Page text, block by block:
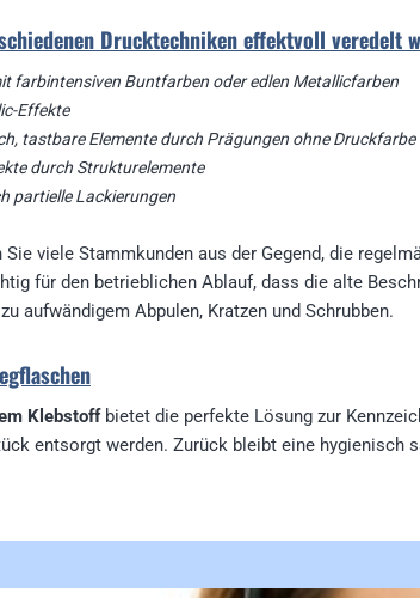
Drucktechniken effektvoll veredelt
farbintensiven Buntfarben oder edlen Metallicfarben
Effekte
tastbare Elemente durch Prägungen ohne Druckfarbe
durch Strukturelemente
partielle Lackierungen
viele Stammkunden aus der Gegend, die
für den betrieblichen Ablauf, dass die alte
aufwändigem Abpulen, Kratzen und Schrubben.
Klebstoff bietet die perfekte Lösung zur
entsorgt werden. Zurück bleibt eine